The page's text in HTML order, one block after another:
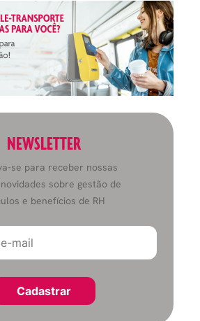
NEWSLETTER
se para receber nossas
sobre gestão de
e benefícios de RH